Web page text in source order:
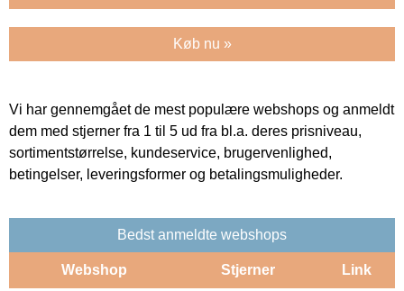
Køb nu »
Vi har gennemgået de mest populære webshops og anmeldt
dem med stjerner fra 1 til 5 ud fra bl.a. deres prisniveau,
sortimentstørrelse, kundeservice, brugervenlighed,
betingelser, leveringsformer og betalingsmuligheder.
Bedst anmeldte webshops
Webshop Stjerner Link